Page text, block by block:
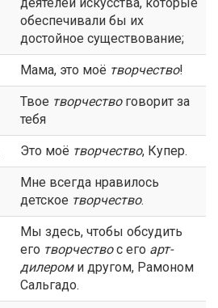
обеспечивали бы их
достойное существование;
Мама, это моё творчество!
Твое творчествоговорит за
тебя
Это моё творчество, Купер.
Мне всегда нравилось
детское творчество.
Мы здесь, чтобы обсудить
его творчествос его арт-
дилероми другом, Рамоном
Сальгадо.